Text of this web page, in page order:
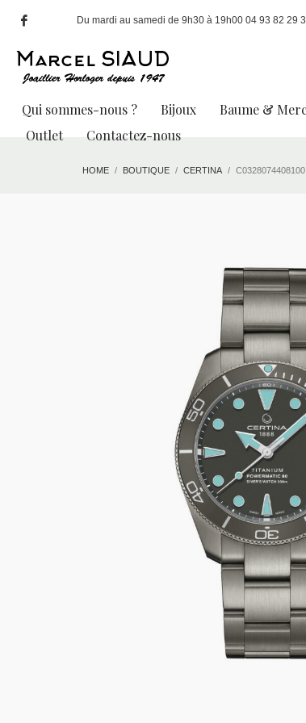
Du mardi au samedi de 9h30 à 19h00 04 93 82 29
Qui sommes-nous ? Bijoux Baume &
Outlet
Contactez-nous
HOME BOUTIQUE CERTINA C0328074408100